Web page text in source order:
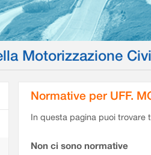
Motorizzazione
Normative per UFF.
In questa pagina puoi
Non ci sono normative